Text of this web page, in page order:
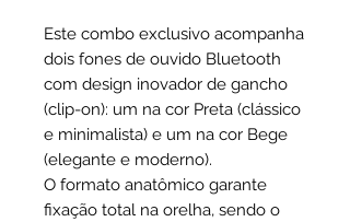
Este combo exclusivo acompanha
dois fones de ouvido Bluetooth
com design inovador de gancho
(clip-on): um na cor Preta (clássico
e minimalista) e um na cor Bege
(elegante e moderno).
O formato anatômico garante
fixação total na orelha, sendo o